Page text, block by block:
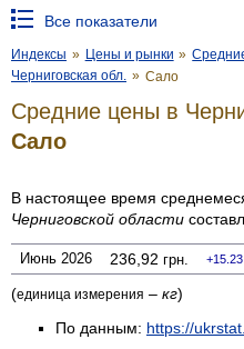
Все показатели
Индексы » Цены и рынки »
Черниговская обл. » Сало
Средние цены в
Сало
В настоящее время
Черниговской области
Июнь 2026 236,92 грн. 15.23
(единица измерения – кг)
По данным: https://